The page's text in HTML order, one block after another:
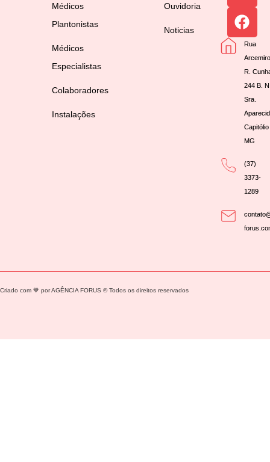
Médicos
Plantonistas
Médicos
Especialistas
Colaboradores
Instalações
Ouvidoria
Noticias
Rua
R.
244 B.
Sra.
MG
(37)
3373-
1289
Criado com 💙 por AGÊNCIA FORUS © Todos os direitos reservados